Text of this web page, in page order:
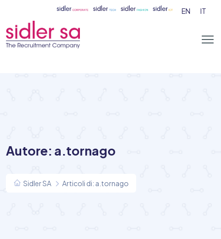
EN IT
Autore: a.tornago
Sidler SA Articoli di: a.tornago